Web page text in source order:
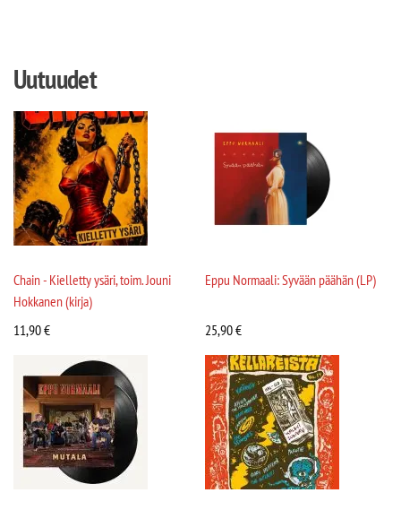
Uutuudet
Chain - Kielletty ysäri, toim. Jouni
Hokkanen (kirja)
11,90€
Eppu Normaali: Syvään päähän (LP)
25,90€